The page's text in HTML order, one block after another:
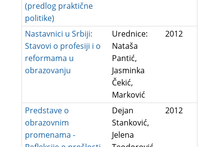
(predlog praktične
politike)
Nastavnici u Srbiji:
Stavovi o profesiji i o
reformama u
obrazovanju
Urednice:
Nataša
Pantić,
Jasminka
Čekić,
Marković
2012
Predstave o
obrazovnim
promenama -
Dejan
Stanković,
Jelena
2012